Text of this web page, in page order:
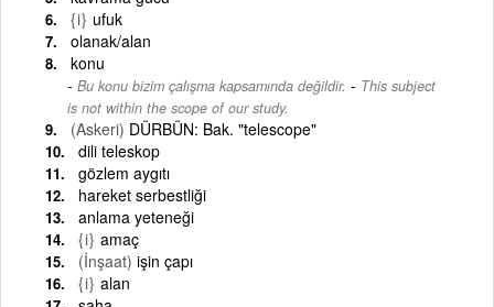
{i} ufuk
olanak/alan
konu
Bu konu bizim çalışma kapsamında değildir. - This subject
is not within the scope of our study.
(Askeri) DÜRBÜN: Bak. "telescope"
dili teleskop
gözlem aygıtı
hareket serbestliği
anlama yeteneği
{i} amaç
(İnşaat) işin çapı
{i} alan